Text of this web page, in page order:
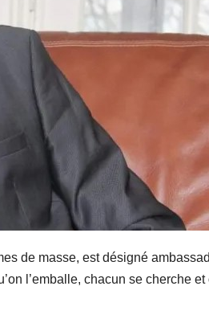
de masse, est désigné
l’emballe, chacun se cherche